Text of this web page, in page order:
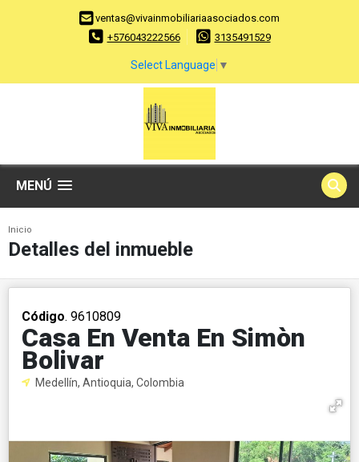
ventas@vivainmobiliariaasociados.com
+576043222566
3135491529
Select Language ▼
MENÚ
Inicio
Detalles del inmueble
Código. 9610809
Casa En Venta En Simòn
Bolivar
Medellín, Antioquia, Colombia